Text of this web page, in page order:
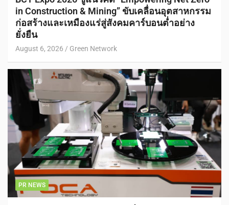
in Construction & Mining” ขับเคลื่อนอุตสาหกรรม
ก่อสร้างและเหมืองแร่สู่สังคมคาร์บอนต่ำอย่าง
ยั่งยืน
August 6, 2026 Green Network
PR NEWS